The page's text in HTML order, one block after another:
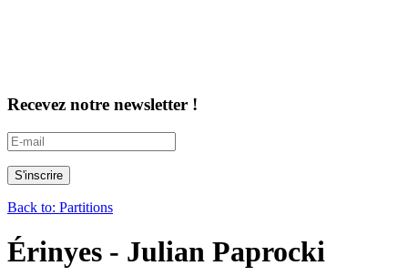
Recevez notre newsletter !
Back to: Partitions
Érinyes - Julian Paprocki